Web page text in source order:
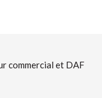
commercial et DAF